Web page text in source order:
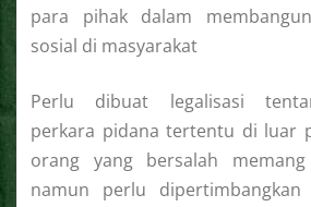
para pihak dalam
sosial di masyarakat
Perlu dibuat legalisasi
perkara pidana tertentu di luar
orang yang bersalah
namun perlu